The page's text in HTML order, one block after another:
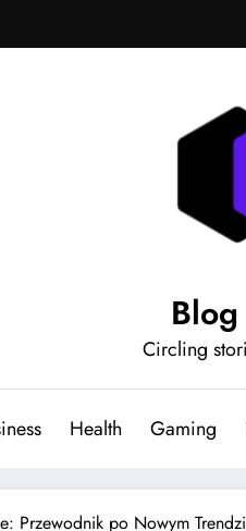
Circling
Health Gaming
Przewodnik po Nowym